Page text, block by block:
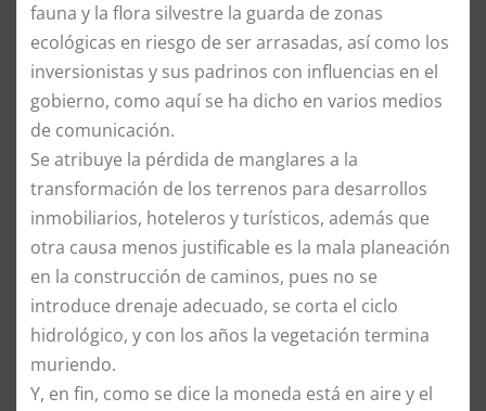
fauna y la flora silvestre la guarda de zonas
ecológicas en riesgo de ser arrasadas, así como los
inversionistas y sus padrinos con influencias en el
gobierno, como aquí se ha dicho en varios medios
de comunicación.
Se atribuye la pérdida de manglares a la
transformación de los terrenos para desarrollos
inmobiliarios, hoteleros y turísticos, además que
otra causa menos justificable es la mala planeación
en la construcción de caminos, pues no se
introduce drenaje adecuado, se corta el ciclo
hidrológico, y con los años la vegetación termina
muriendo.
Y, en fin, como se dice la moneda está en aire y el